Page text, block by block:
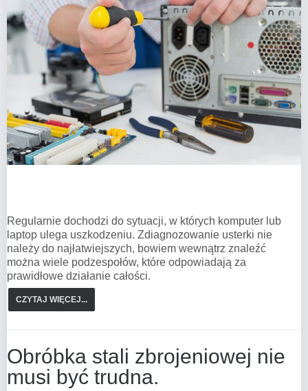
Regularnie dochodzi do sytuacji, w których komputer lub
laptop ulega uszkodzeniu. Zdiagnozowanie usterki nie
należy do najłatwiejszych, bowiem wewnątrz znaleźć
można wiele podzespołów, które odpowiadają za
prawidłowe działanie całości.
CZYTAJ WIĘCEJ...
Obróbka stali zbrojeniowej nie
musi być trudna.